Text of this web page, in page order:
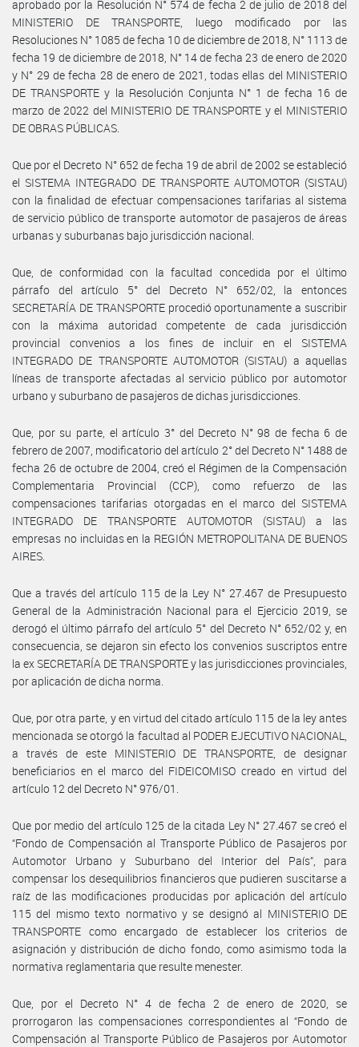
aprobado por la Resolución N° 574 de fecha 2 de julio de 2018 del
MINISTERIO DE TRANSPORTE, luego modificado por las
Resoluciones N° 1085 de fecha 10 de diciembre de 2018, N° 1113 de
fecha 19 de diciembre de 2018, N° 14 de fecha 23 de enero de 2020
y N° 29 de fecha 28 de enero de 2021, todas ellas del MINISTERIO
DE TRANSPORTE y la Resolución Conjunta N° 1 de fecha 16 de
marzo de 2022 del MINISTERIO DE TRANSPORTE y el MINISTERIO
DE OBRAS PÚBLICAS.
Que por el Decreto N° 652 de fecha 19 de abril de 2002 se estableció
el SISTEMA INTEGRADO DE TRANSPORTE AUTOMOTOR (SISTAU)
con la finalidad de efectuar compensaciones tarifarias al sistema
de servicio público de transporte automotor de pasajeros de áreas
urbanas y suburbanas bajo jurisdicción nacional.
Que, de conformidad con la facultad concedida por el último
párrafo del artículo 5° del Decreto N° 652/02, la entonces
SECRETARÍA DE TRANSPORTE procedió oportunamente a suscribir
con la máxima autoridad competente de cada jurisdicción
provincial convenios a los fines de incluir en el SISTEMA
INTEGRADO DE TRANSPORTE AUTOMOTOR (SISTAU) a aquellas
líneas de transporte afectadas al servicio público por automotor
urbano y suburbano de pasajeros de dichas jurisdicciones.
Que, por su parte, el artículo 3° del Decreto N° 98 de fecha 6 de
febrero de 2007, modificatorio del artículo 2° del Decreto N° 1488 de
fecha 26 de octubre de 2004, creó el Régimen de la Compensación
Complementaria Provincial (CCP), como refuerzo de las
compensaciones tarifarias otorgadas en el marco del SISTEMA
INTEGRADO DE TRANSPORTE AUTOMOTOR (SISTAU) a las
empresas no incluidas en la REGIÓN METROPOLITANA DE BUENOS
AIRES.
Que a través del artículo 115 de la Ley N° 27.467 de Presupuesto
General de la Administración Nacional para el Ejercicio 2019, se
derogó el último párrafo del artículo 5° del Decreto N° 652/02 y, en
consecuencia, se dejaron sin efecto los convenios suscriptos entre
la ex SECRETARÍA DE TRANSPORTE y las jurisdicciones provinciales,
por aplicación de dicha norma.
Que, por otra parte, y en virtud del citado artículo 115 de la ley antes
mencionada se otorgó la facultad al PODER EJECUTIVO NACIONAL,
a través de este MINISTERIO DE TRANSPORTE, de designar
beneficiarios en el marco del FIDEICOMISO creado en virtud del
artículo 12 del Decreto N° 976/01.
Que por medio del artículo 125 de la citada Ley N° 27.467 se creó el
“Fondo de Compensación al Transporte Público de Pasajeros por
Automotor Urbano y Suburbano del Interior del País”, para
compensar los desequilibrios financieros que pudieren suscitarse a
raíz de las modificaciones producidas por aplicación del artículo
115 del mismo texto normativo y se designó al MINISTERIO DE
TRANSPORTE como encargado de establecer los criterios de
asignación y distribución de dicho fondo, como asimismo toda la
normativa reglamentaria que resulte menester.
Que, por el Decreto N° 4 de fecha 2 de enero de 2020, se
prorrogaron las compensaciones correspondientes al “Fondo de
Compensación al Transporte Público de Pasajeros por Automotor